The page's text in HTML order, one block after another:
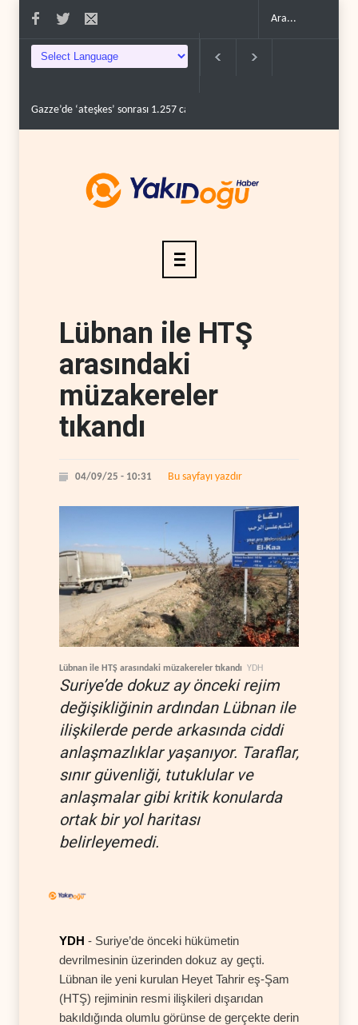
sonrası 1.257 can kaybı.. ABD’nin onlarca savaş uçağı da yetmedi:
Lübnan ile HTŞ
arasındaki
müzakereler
tıkandı
04/09/25 - 10:31 Bu sayfayı yazdır
Lübnan ile HTŞ arasındaki müzakereler tıkandı YDH
Suriye’de dokuz ay önceki rejim
değişikliğinin ardından Lübnan ile
ilişkilerde perde arkasında ciddi
anlaşmazlıklar yaşanıyor. Taraflar,
sınır güvenliği, tutuklular ve
anlaşmalar gibi kritik konularda
ortak bir yol haritası
belirleyemedi.
YDH - Suriye’de önceki hükümetin
devrilmesinin üzerinden dokuz ay geçti.
Lübnan ile yeni kurulan Heyet Tahrir eş-Şam
(HTŞ) rejiminin resmi ilişkileri dışarıdan
bakıldığında olumlu görünse de gerçekte derin